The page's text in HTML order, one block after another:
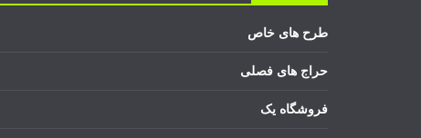
طرح های خاص
حراج های فصلی
فروشگاه یک